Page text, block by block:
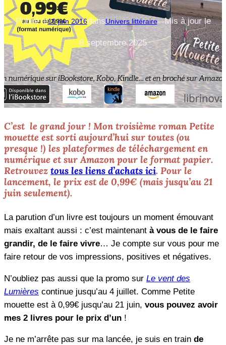
Publié le19 juin 2016dansUnivers littéraire—Mis à jour le
8 septembre 2025
C’est le grand jour ! Mon troisième roman Petite
mouette est sorti aujourd’hui sur toutes (ou
presque !) les plateformes de téléchargement en
numérique et sur Amazon pour le format papier.
Retrouvez tous les liens d’achats ici. Pour le
lancement, le prix est de 0,99€ (mais jusqu’au 21
juin seulement).
La parution d’un livre est toujours un moment émouvant
mais exaltant aussi : c’est maintenant à vous de le faire
grandir, de le faire vivre… Je compte sur vous pour me
faire retour de vos impressions, positives et négatives.
N’oubliez pas aussi que la promo sur Le vent des
Lumières continue jusqu’au 4 juillet. Comme Petite
mouette est à 0,99€ jusqu’au 21 juin, vous pouvez avoir
mes 2 livres pour le prix d’un !
Je ne m’arrête pas sur ma lancée, je suis en train de